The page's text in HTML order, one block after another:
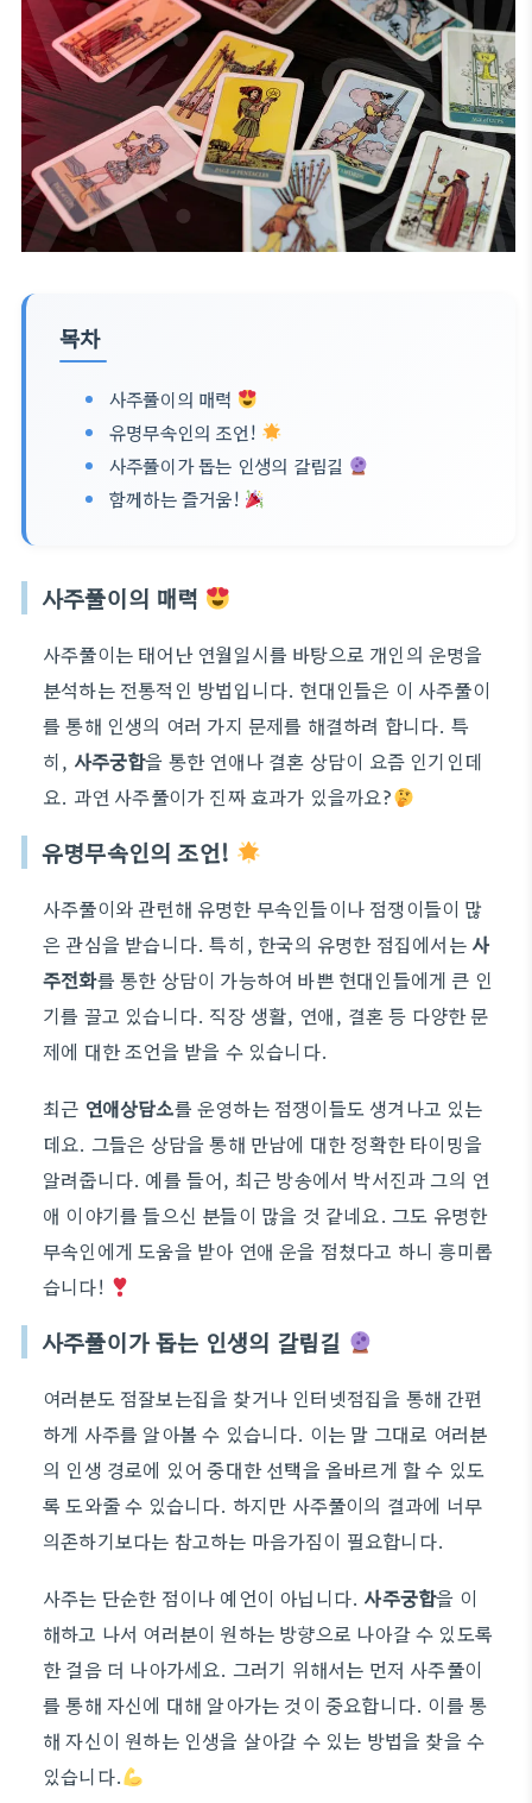
목차
사주풀이의 매력
유명무속인의 조언!
사주풀이가 돕는 인생의 갈림길
함께하는 즐거움!
사주풀이의 매력
사주풀이는 태어난 연월일시를 바탕으로 개인의 운명을
분석하는 전통적인 방법입니다. 현대인들은 이 사주풀이
를 통해 인생의 여러 가지 문제를 해결하려 합니다. 특
히, 사주궁합을 통한 연애나 결혼 상담이 요즘 인기인데
요. 과연 사주풀이가 진짜 효과가 있을까요?
유명무속인의 조언!
사주풀이와 관련해 유명한 무속인들이나 점쟁이들이 많
은 관심을 받습니다. 특히, 한국의 유명한 점집에서는 사
주전화를 통한 상담이 가능하여 바쁜 현대인들에게 큰 인
기를 끌고 있습니다. 직장 생활, 연애, 결혼 등 다양한 문
제에 대한 조언을 받을 수 있습니다.
최근 연애상담소를 운영하는 점쟁이들도 생겨나고 있는
데요. 그들은 상담을 통해 만남에 대한 정확한 타이밍을
알려줍니다. 예를 들어, 최근 방송에서 박서진과 그의 연
애 이야기를 들으신 분들이 많을 것 같네요. 그도 유명한
무속인에게 도움을 받아 연애 운을 점쳤다고 하니 흥미롭
습니다!
사주풀이가 돕는 인생의 갈림길
여러분도 점잘보는집을 찾거나 인터넷점집을 통해 간편
하게 사주를 알아볼 수 있습니다. 이는 말 그대로 여러분
의 인생 경로에 있어 중대한 선택을 올바르게 할 수 있도
록 도와줄 수 있습니다. 하지만 사주풀이의 결과에 너무
의존하기보다는 참고하는 마음가짐이 필요합니다.
사주는 단순한 점이나 예언이 아닙니다. 사주궁합을 이
해하고 나서 여러분이 원하는 방향으로 나아갈 수 있도록
한 걸음 더 나아가세요. 그러기 위해서는 먼저 사주풀이
를 통해 자신에 대해 알아가는 것이 중요합니다. 이를 통
해 자신이 원하는 인생을 살아갈 수 있는 방법을 찾을 수
있습니다.